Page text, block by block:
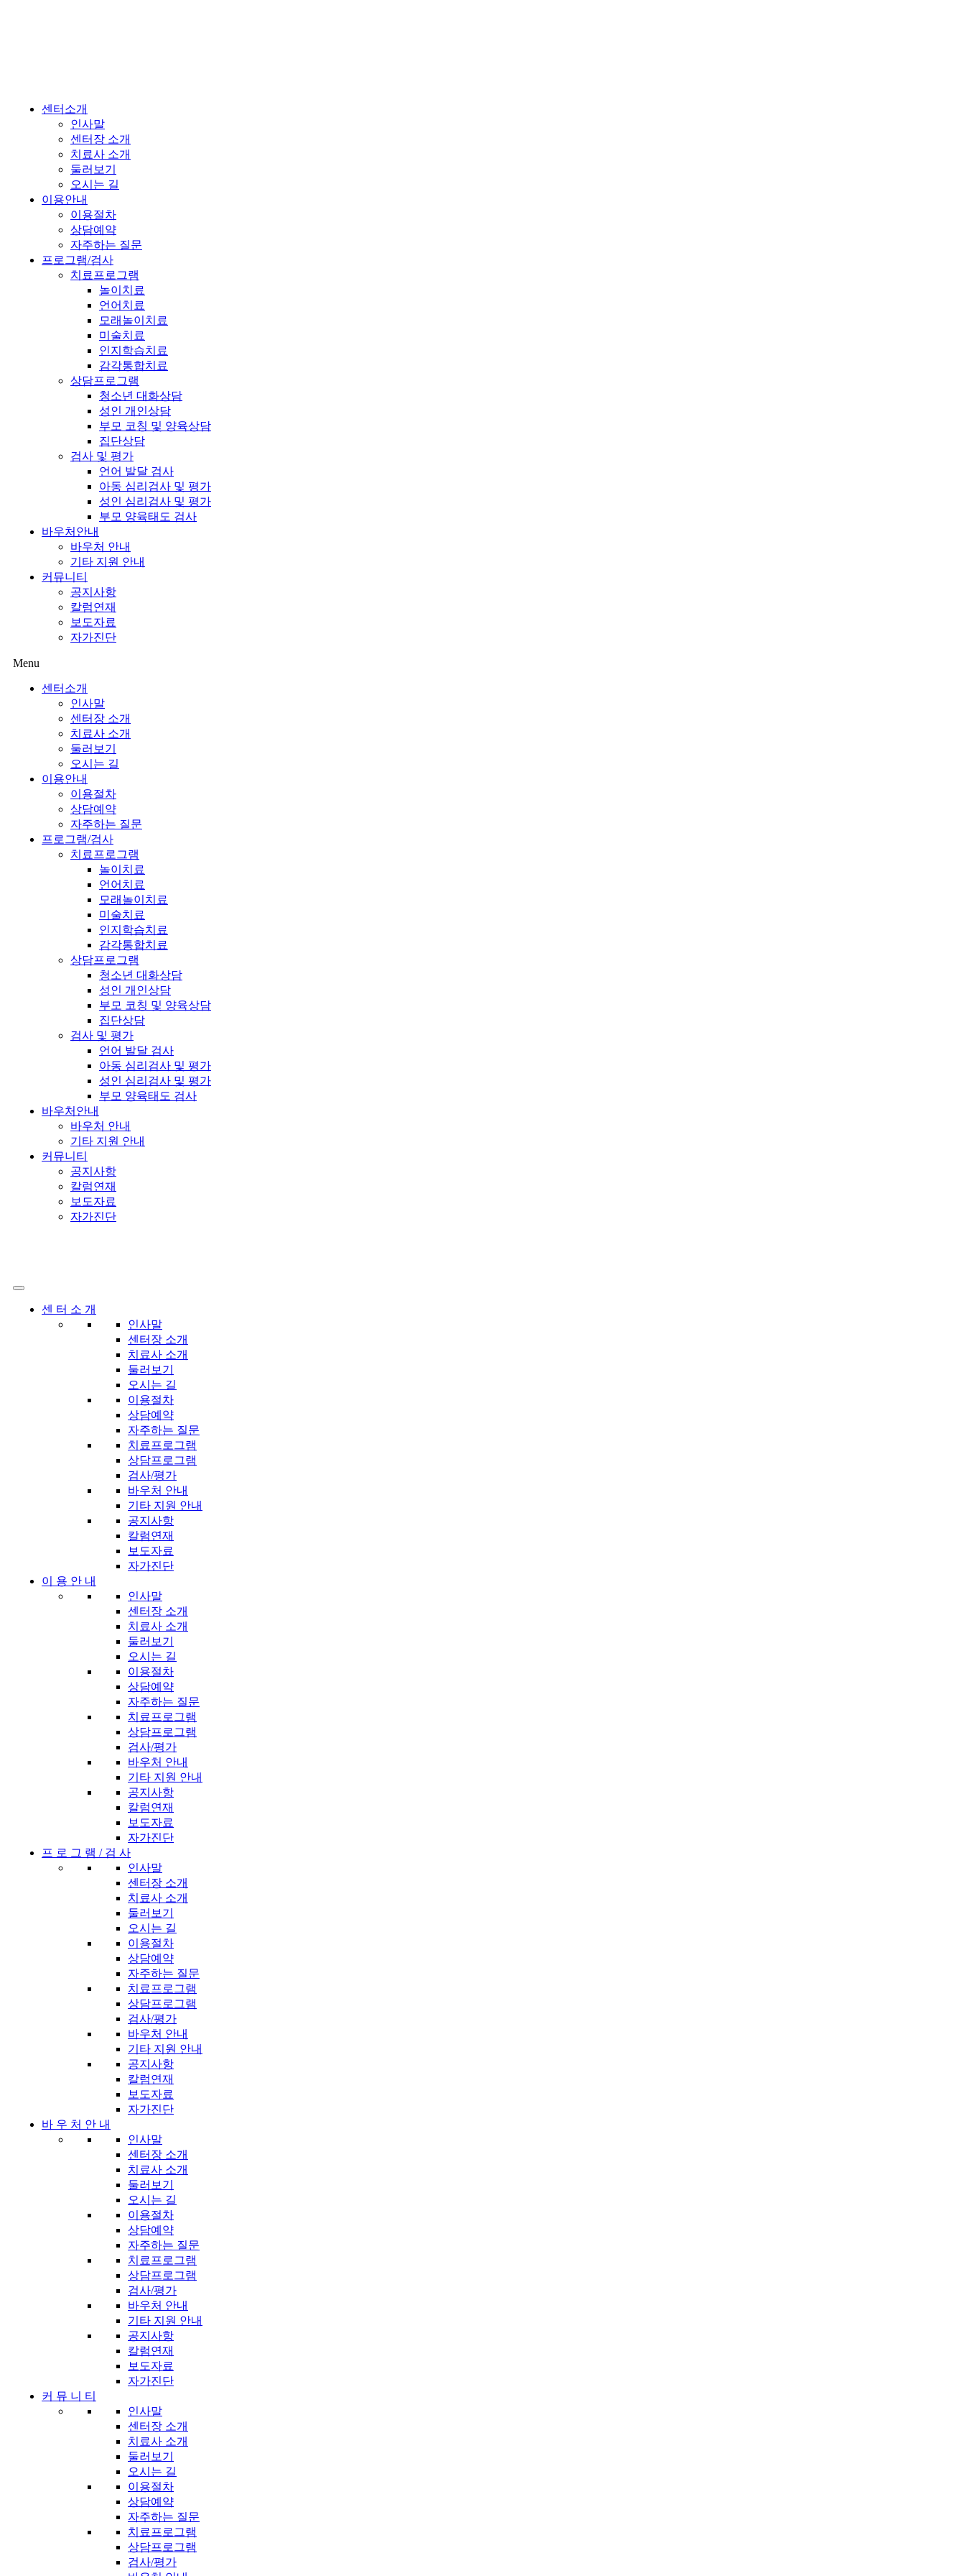
센터소개
인사말
센터장 소개
치료사 소개
둘러보기
오시는 길
이용안내
이용절차
상담예약
자주하는 질문
프로그램/검사
치료프로그램
놀이치료
언어치료
모래놀이치료
미술치료
인지학습치료
감각통합치료
상담프로그램
청소년 대화상담
성인 개인상담
부모 코칭 및 양육상담
집단상담
검사 및 평가
언어 발달 검사
아동 심리검사 및 평가
성인 심리검사 및 평가
부모 양육태도 검사
바우처안내
바우처 안내
기타 지원 안내
커뮤니티
공지사항
칼럼연재
보도자료
자가진단
Menu
센터소개
인사말
센터장 소개
치료사 소개
둘러보기
오시는 길
이용안내
이용절차
상담예약
자주하는 질문
프로그램/검사
치료프로그램
놀이치료
언어치료
모래놀이치료
미술치료
인지학습치료
감각통합치료
상담프로그램
청소년 대화상담
성인 개인상담
부모 코칭 및 양육상담
집단상담
검사 및 평가
언어 발달 검사
아동 심리검사 및 평가
성인 심리검사 및 평가
부모 양육태도 검사
바우처안내
바우처 안내
기타 지원 안내
커뮤니티
공지사항
칼럼연재
보도자료
자가진단
센 터 소 개
인사말
센터장 소개
치료사 소개
둘러보기
오시는 길
이용절차
상담예약
자주하는 질문
치료프로그램
상담프로그램
검사/평가
바우처 안내
기타 지원 안내
공지사항
칼럼연재
보도자료
자가진단
이 용 안 내
인사말
센터장 소개
치료사 소개
둘러보기
오시는 길
이용절차
상담예약
자주하는 질문
치료프로그램
상담프로그램
검사/평가
바우처 안내
기타 지원 안내
공지사항
칼럼연재
보도자료
자가진단
프 로 그 램 / 검 사
인사말
센터장 소개
치료사 소개
둘러보기
오시는 길
이용절차
상담예약
자주하는 질문
치료프로그램
상담프로그램
검사/평가
바우처 안내
기타 지원 안내
공지사항
칼럼연재
보도자료
자가진단
바 우 처 안 내
인사말
센터장 소개
치료사 소개
둘러보기
오시는 길
이용절차
상담예약
자주하는 질문
치료프로그램
상담프로그램
검사/평가
바우처 안내
기타 지원 안내
공지사항
칼럼연재
보도자료
자가진단
커 뮤 니 티
인사말
센터장 소개
치료사 소개
둘러보기
오시는 길
이용절차
상담예약
자주하는 질문
치료프로그램
상담프로그램
검사/평가